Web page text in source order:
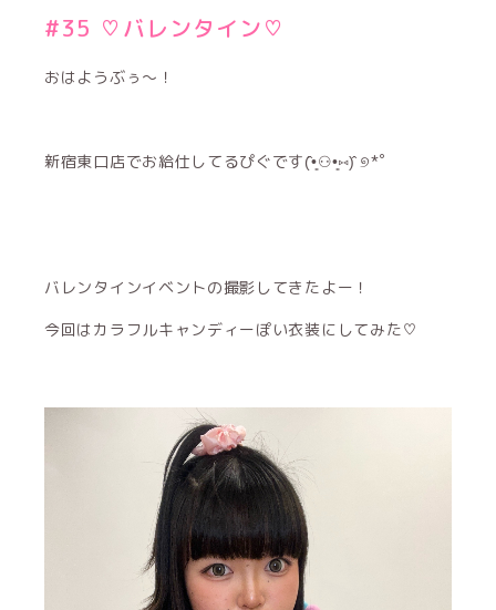
#35 ♡バレンタイン♡
おはようぶぅ〜！
新宿東口店でお給仕してるぴぐです(̂•͈⚇•͈⑅)̂ ୭*ﾟ
バレンタインイベントの撮影してきたよー！
今回はカラフルキャンディーぽい衣装にしてみた♡